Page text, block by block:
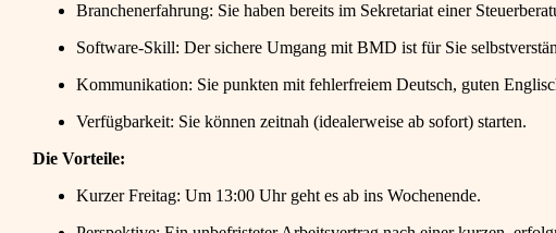
Branchenerfahrung: Sie haben bereits im Sekretariat einer
Software-Skill: Der sichere Umgang mit BMD ist für Sie
Kommunikation: Sie punkten mit fehlerfreiem Deutsch, guten
Verfügbarkeit: Sie können zeitnah (idealerweise ab sofort) starten.
Die Vorteile:
Kurzer Freitag: Um 13:00 Uhr geht es ab ins Wochenende.